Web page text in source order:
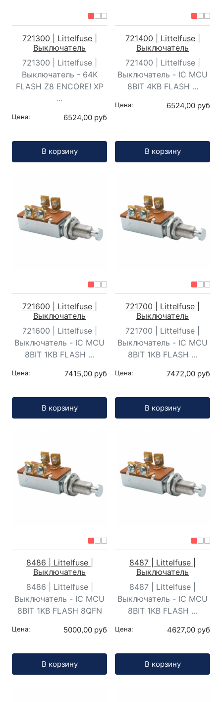
721300 | Littelfuse |
Выключатель
721300 | Littelfuse |
Выключатель - 64K
FLASH Z8 ENCORE! XP
...
Цена: 6524,00 руб
В корзину
721400 | Littelfuse |
Выключатель
721400 | Littelfuse |
Выключатель - IC MCU
8BIT 4KB FLASH ...
Цена: 6524,00 руб
В корзину
721600 | Littelfuse |
Выключатель
721600 | Littelfuse |
Выключатель - IC MCU
8BIT 1KB FLASH ...
Цена: 7415,00 руб
В корзину
721700 | Littelfuse |
Выключатель
721700 | Littelfuse |
Выключатель - IC MCU
8BIT 1KB FLASH ...
Цена: 7472,00 руб
В корзину
8486 | Littelfuse |
Выключатель
8486 | Littelfuse |
Выключатель - IC MCU
8BIT 1KB FLASH 8QFN
Цена: 5000,00 руб
В корзину
8487 | Littelfuse |
Выключатель
8487 | Littelfuse |
Выключатель - IC MCU
8BIT 1KB FLASH ...
Цена: 4627,00 руб
В корзину